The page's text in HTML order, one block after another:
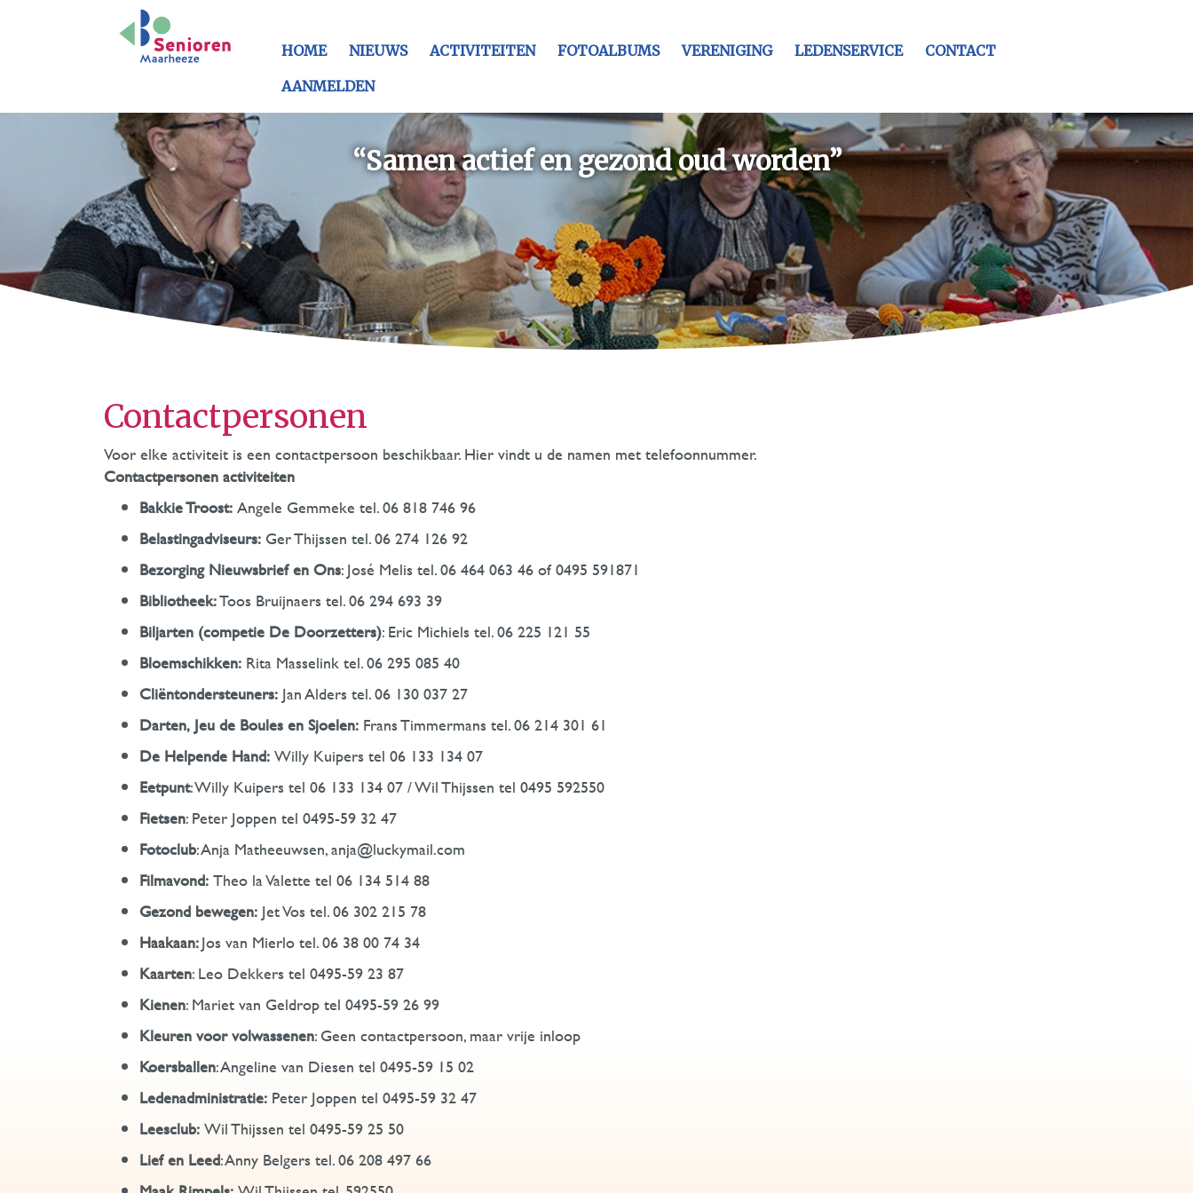
HOME NIEUWS ACTIVITEITEN FOTOALBUMS VERENIGING LEDENSERVICE
CONTACT
AANMELDEN
“Samen actief en gezond oud worden”
Contactpersonen
Voor elke activiteit is een contactpersoon beschikbaar. Hier vindt u de namen met telefoonnummer.
Contactpersonen activiteiten
Bakkie Troost:Angele Gemmeke tel. 06 818 746 96
Belastingadviseurs: Ger Thijssen tel. 06 274 126 92
Bezorging Nieuwsbrief en Ons: José Melis tel. 06 464 063 46 of 0495 591871
Bibliotheek:Toos Bruijnaers tel. 06 294 693 39
Biljarten (competie De Doorzetters): Eric Michiels tel. 06 225 121 55
Bloemschikken: Rita Masselink tel. 06 295 085 40
Cliëntondersteuners: Jan Alders tel. 06 130 037 27
Darten, Jeu de Boules en Sjoelen: Frans Timmermans tel. 06 214 301 61
De Helpende Hand:Willy Kuipers tel 06 133 134 07
Eetpunt: Willy Kuipers tel 06 133 134 07 / Wil Thijssen tel 0495 592550
Fietsen: Peter Joppen tel 0495-59 32 47
Fotoclub: Anja Matheeuwsen, anja@luckymail.com
Filmavond:Theo la Valette tel 06 134 514 88
Gezond bewegen: Jet Vos tel. 06 302 215 78
Haakaan:Jos van Mierlo tel. 06 38 00 74 34
Kaarten: Leo Dekkers tel 0495-59 23 87
Kienen: Mariet van Geldrop tel 0495-59 26 99
Kleuren voor volwassenen: Geen contactpersoon, maar vrije inloop
Koersballen: Angeline van Diesen tel 0495-59 15 02
Ledenadministratie: Peter Joppen tel 0495-59 32 47
Leesclub:Wil Thijssen tel 0495-59 25 50
Lief en Leed: Anny Belgers tel. 06 208 497 66